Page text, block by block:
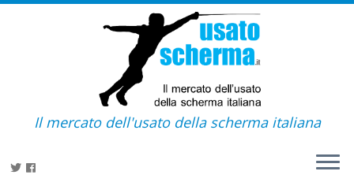
Il mercato dell'usato della scherma italiana